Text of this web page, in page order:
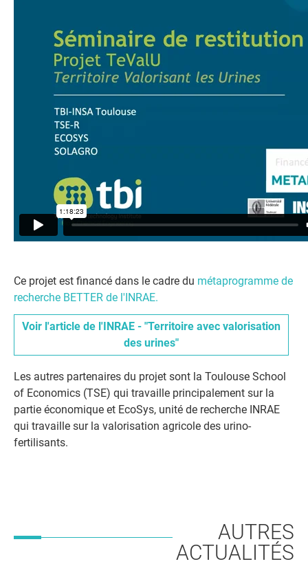
Ce projet est financé dans le cadre du métaprogramme de
recherche BETTER de l'INRAE.
Voir l'article de l'INRAE - "Territoire avec valorisation
des urines"
Les autres partenaires du projet sont la Toulouse School
of Economics (TSE) qui travaille principalement sur la
partie économique et EcoSys, unité de recherche INRAE
qui travaille sur la valorisation agricole des urino-
fertilisants.
AUTRES
ACTUALITÉS